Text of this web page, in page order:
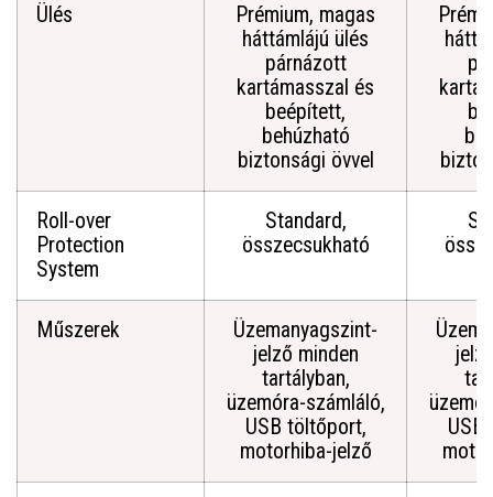
Ülés
Prémium, magas
háttámlájú ülés
párnázott
kartámasszal és
beépített,
behúzható
biztonsági övvel
Roll-over
Protection
System
Standard,
összecsukható
Műszerek
Üzemanyagszint-
jelző minden
tartályban,
üzemóra-számláló,
USB töltőport,
motorhiba-jelző